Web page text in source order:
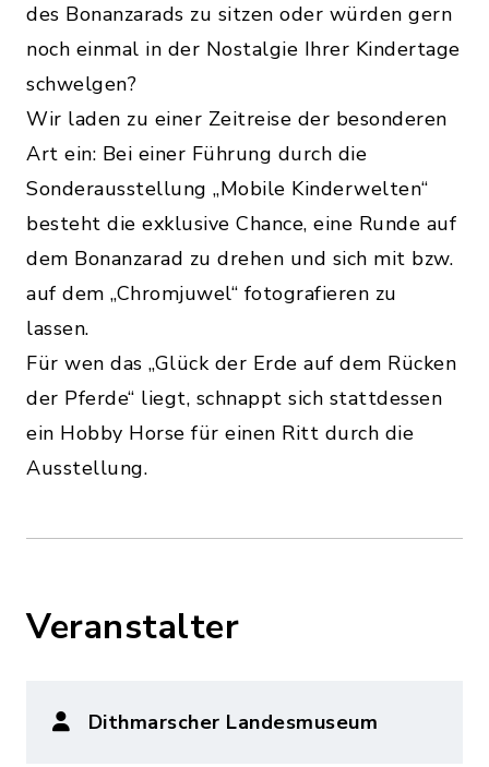
des Bonanzarads zu sitzen oder würden gern
noch einmal in der Nostalgie Ihrer Kindertage
schwelgen?
Wir laden zu einer Zeitreise der besonderen
Art ein: Bei einer Führung durch die
Sonderausstellung „Mobile Kinderwelten“
besteht die exklusive Chance, eine Runde auf
dem Bonanzarad zu drehen und sich mit bzw.
auf dem „Chromjuwel“ fotografieren zu
lassen.
Für wen das „Glück der Erde auf dem Rücken
der Pferde“ liegt, schnappt sich stattdessen
ein Hobby Horse für einen Ritt durch die
Ausstellung.
Veranstalter
Dithmarscher Landesmuseum